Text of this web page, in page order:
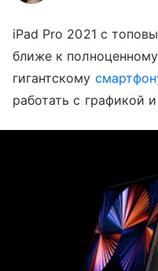
iPad Pro 2021 с
ближе к
гигантскому
работать с графикой